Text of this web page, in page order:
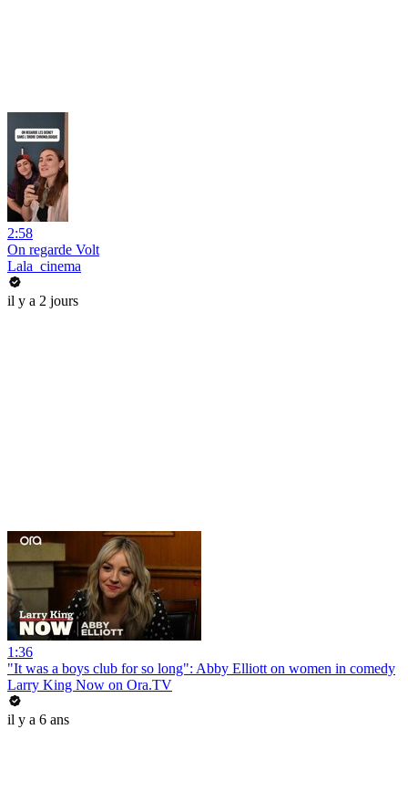
2:58
On regarde Volt
Lala_cinema
il y a 2 jours
1:36
"It was a boys club for so long": Abby Elliott on women in comedy
Larry King Now on Ora.TV
il y a 6 ans